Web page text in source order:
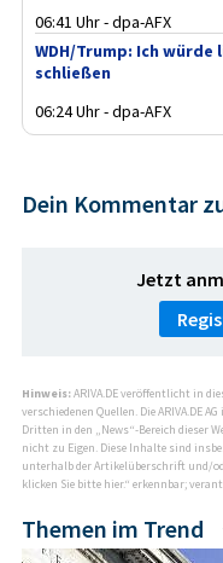
06:41 Uhr - dpa-AFX
WDH/Trump: Ich
schließen
06:24 Uhr - dpa-AFX
Dein Kommentar
Jetzt
Hinweis:ARIVA.DE veröffentlicht in
verschiedenen Quellen. Die ARIVA.DE
Dritten in den „News“-Bereich dieser
nicht zu Eigen. Diese Inhalte sind
unterhalb der Artikelüberschrift und/
klicken Sie bitte hier.“ erkennbar;
Themen im Trend